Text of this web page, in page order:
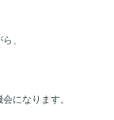
、
になります。